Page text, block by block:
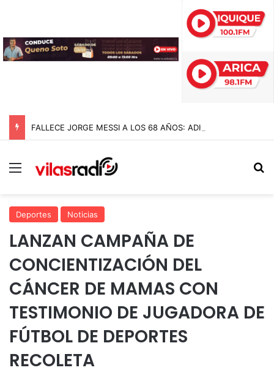
Menú
Deportes Noticias
LANZAN CAMPAÑA DE
CONCIENTIZACIÓN DEL
CÁNCER DE MAMAS CON
TESTIMONIO DE JUGADORA DE
FÚTBOL DE DEPORTES
RECOLETA